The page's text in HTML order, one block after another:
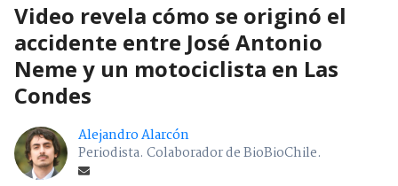
Video revela cómo se originó el
accidente entre José Antonio
Neme y un motociclista en Las
Condes
Alejandro Alarcón
Periodista. Colaborador de BioBioChile.